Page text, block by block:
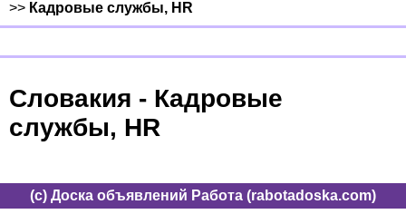
>> Кадровые службы, HR
Словакия - Кадровые
службы, HR
(c) Доска объявлений Работа (rabotadoska.com)